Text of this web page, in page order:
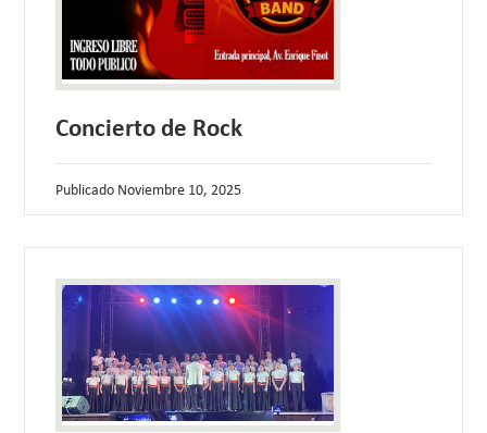
Concierto de Rock
Publicado Noviembre 10, 2025